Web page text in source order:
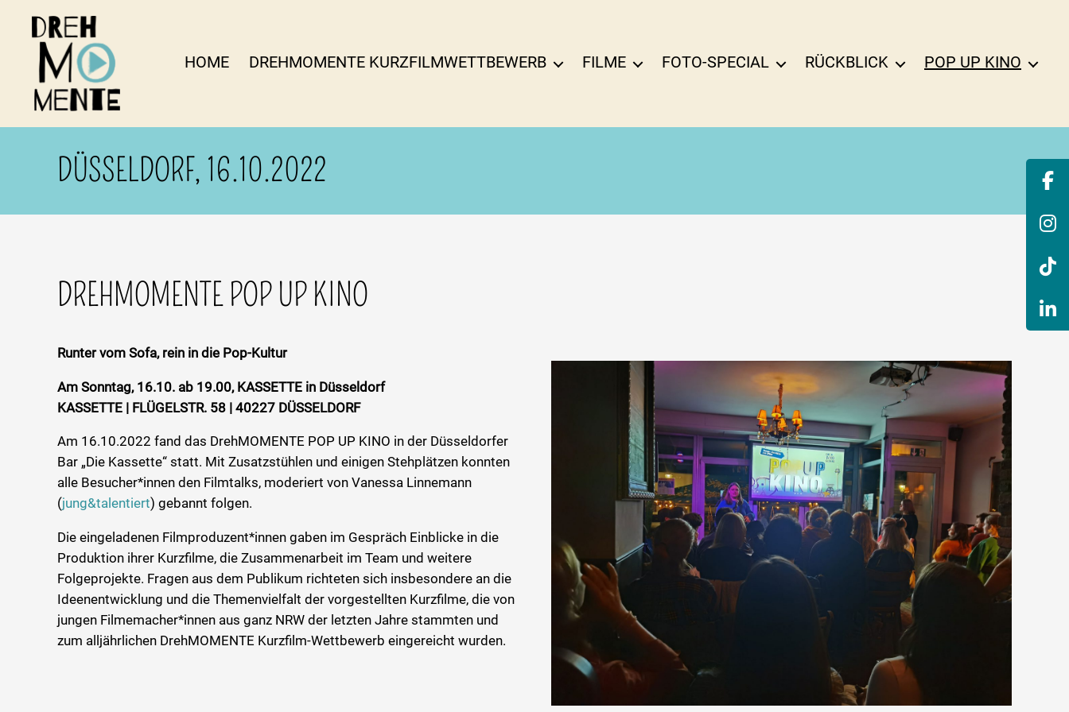
HOME DREHMOMENTE KURZFILMWETTBEWERB FILME FOTO-SPECIAL RÜCKBLICK POP UP KINO
DÜSSELDORF, 16.10.2022
DREHMOMENTE POP UP KINO
Runter vom Sofa, rein in die Pop-Kultur
Am Sonntag, 16.10. ab 19.00, KASSETTE in Düsseldorf
KASSETTE | FLÜGELSTR. 58 | 40227 DÜSSELDORF
Am 16.10.2022 fand das DrehMOMENTE POP UP KINO in der Düsseldorfer
Bar „Die Kassette“ statt. Mit Zusatzstühlen und einigen Stehplätzen konnten
alle Besucher*innen den Filmtalks, moderiert von Vanessa Linnemann
(jung&talentiert) gebannt folgen.
Die eingeladenen Filmproduzent*innen gaben im Gespräch Einblicke in die
Produktion ihrer Kurzfilme, die Zusammenarbeit im Team und weitere
Folgeprojekte. Fragen aus dem Publikum richteten sich insbesondere an die
Ideenentwicklung und die Themenvielfalt der vorgestellten Kurzfilme, die von
jungen Filmemacher*innen aus ganz NRW der letzten Jahre stammten und
zum alljährlichen DrehMOMENTE Kurzfilm-Wettbewerb eingereicht wurden.